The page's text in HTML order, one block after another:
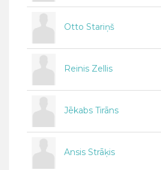
Otto Stariņš
Reinis Zellis
Jēkabs Tirāns
Ansis Strāķis